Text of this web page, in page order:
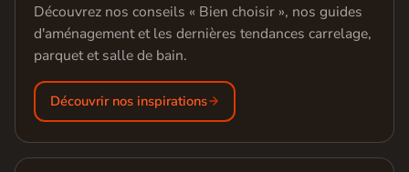
Découvrez nos conseils « Bien choisir », nos guides
d'aménagement et les dernières tendances carrelage,
parquet et salle de bain.
Découvrir nos inspirations